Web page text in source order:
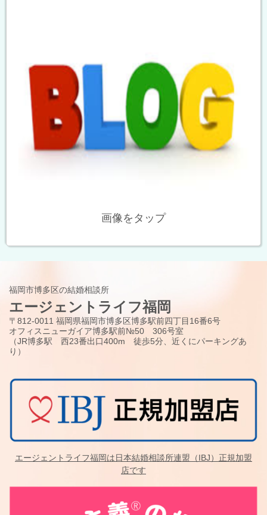
画像をタップ
福岡市博多区の結婚相談所
エージェントライフ福岡
〒812-0011 福岡県福岡市博多区博多駅前四丁目16番6号
オフィスニューガイア博多駅前№50 306号室
（JR博多駅 西23番出口400m 徒歩5分、近くにパーキングあ
り）
エージェントライフ福岡は日本結婚相談所連盟（IBJ）正規加盟
店です